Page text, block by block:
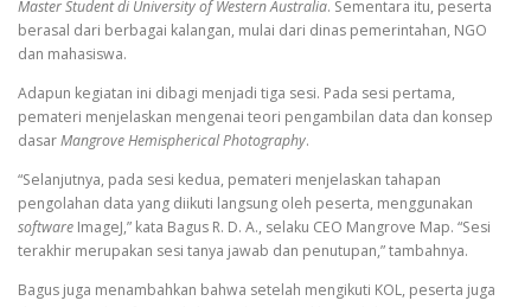
Master Student di University of Western Australia. Sementara itu, peserta
berasal dari berbagai kalangan, mulai dari dinas pemerintahan, NGO
dan mahasiswa.
Adapun kegiatan ini dibagi menjadi tiga sesi. Pada sesi pertama,
pemateri menjelaskan mengenai teori pengambilan data dan konsep
dasarMangrove Hemispherical Photography.
“Selanjutnya, pada sesi kedua, pemateri menjelaskan tahapan
pengolahan data yang diikuti langsung oleh peserta, menggunakan
software ImageJ,” kata Bagus R. D. A., selaku CEO Mangrove Map. “Sesi
terakhir merupakan sesi tanya jawab dan penutupan,” tambahnya.
Bagus juga menambahkan bahwa setelah mengikuti KOL, peserta juga